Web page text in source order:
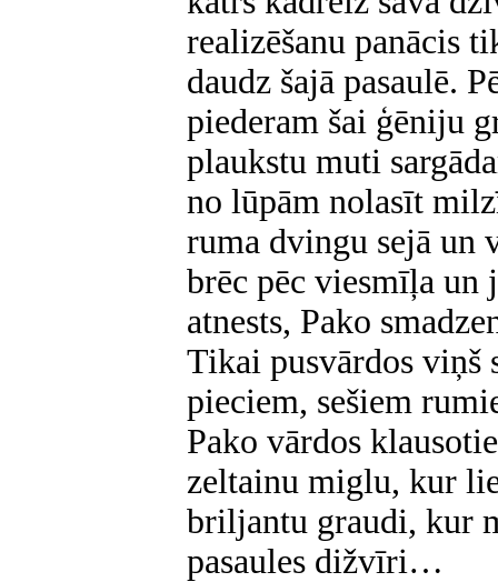
realizēšanu panācis
daudz šajā pasaulē.
piederam šai ģēniju
plaukstu muti
no lūpām nolasīt
ruma dvingu sejā un
brēc pēc viesmīļa un
atnests, Pako
Tikai pusvārdos viņš
pieciem, sešiem
Pako vārdos
zeltainu miglu, kur
briljantu graudi, kur
pasaules dižvīri…